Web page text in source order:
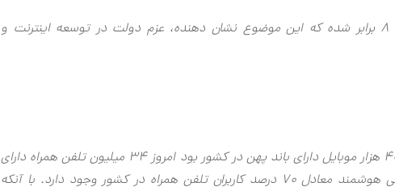
"پهنای باند کشور در دولت تدبیر و امید ۸ برابر شده که این موضوع نشان دهنده، عزم دولت در توسعه اینترنت و
"در حالی که در طول ۳۰ سال پیش تنها ۴۰۰ هزار موبایل دارای باند پهن در کشور بود امروز ۳۴ میلیون تلفن همراه دارای
اینترنت باند پهن داریم. ۶۵ میلیون گوشی هوشمند معادل ۷۰ درصد کاربران تلفن همراه در کشور وجود دارد. با آنکه